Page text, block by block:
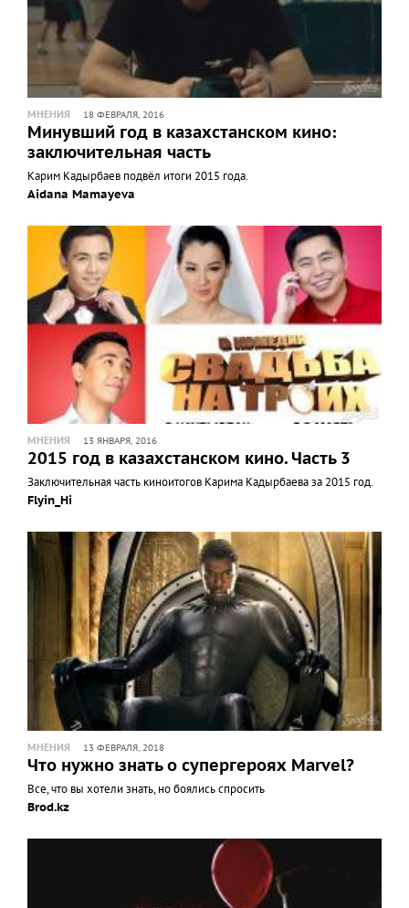
МНЕНИЯ 18 ФЕВРАЛЯ, 2016
Минувший год в казахстанском кино:
заключительная часть
Карим Кадырбаев подвёл итоги 2015 года.
Aidana Mamayeva
МНЕНИЯ 13 ЯНВАРЯ, 2016
2015 год в казахстанском кино. Часть 3
Заключительная часть киноитогов Карима Кадырбаева за 2015 год.
Flyin_Hi
МНЕНИЯ 13 ФЕВРАЛЯ, 2018
Что нужно знать о супергероях Marvel?
Все, что вы хотели знать, но боялись спросить
Brod.kz